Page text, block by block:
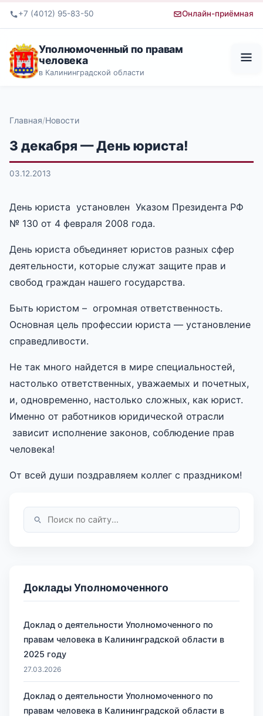
+7 (4012) 95-83-50 Онлайн-приёмная
Уполномоченный по правам
человека
в Калининградской области
Главная Новости
3 декабря — День юриста!
03.12.2013
День юриста установлен Указом Президента РФ
№ 130 от 4 февраля 2008 года.
День юриста объединяет юристов разных сфер
деятельности, которые служат защите прав и
свобод граждан нашего государства.
Быть юристом – огромная ответственность.
Основная цель профессии юриста — установление
справедливости.
Не так много найдется в мире специальностей,
настолько ответственных, уважаемых и почетных,
и, одновременно, настолько сложных, как юрист.
Именно от работников юридической отрасли
зависит исполнение законов, соблюдение прав
человека!
От всей души поздравляем коллег с праздником!
Доклады Уполномоченного
Доклад о деятельности Уполномоченного по
правам человека в Калининградской области в
2025 году
27.03.2026
Доклад о деятельности Уполномоченного по
правам человека в Калининградской области в